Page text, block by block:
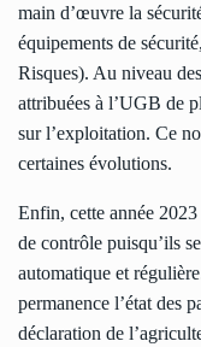
main d’œuvre la
équipements de
Risques). Au niveau
attribuées à l’UGB de
sur l’exploitation. Ce
certaines évolutions.
Enfin, cette année
de contrôle puisqu’ils
automatique et
permanence l’état des
déclaration de